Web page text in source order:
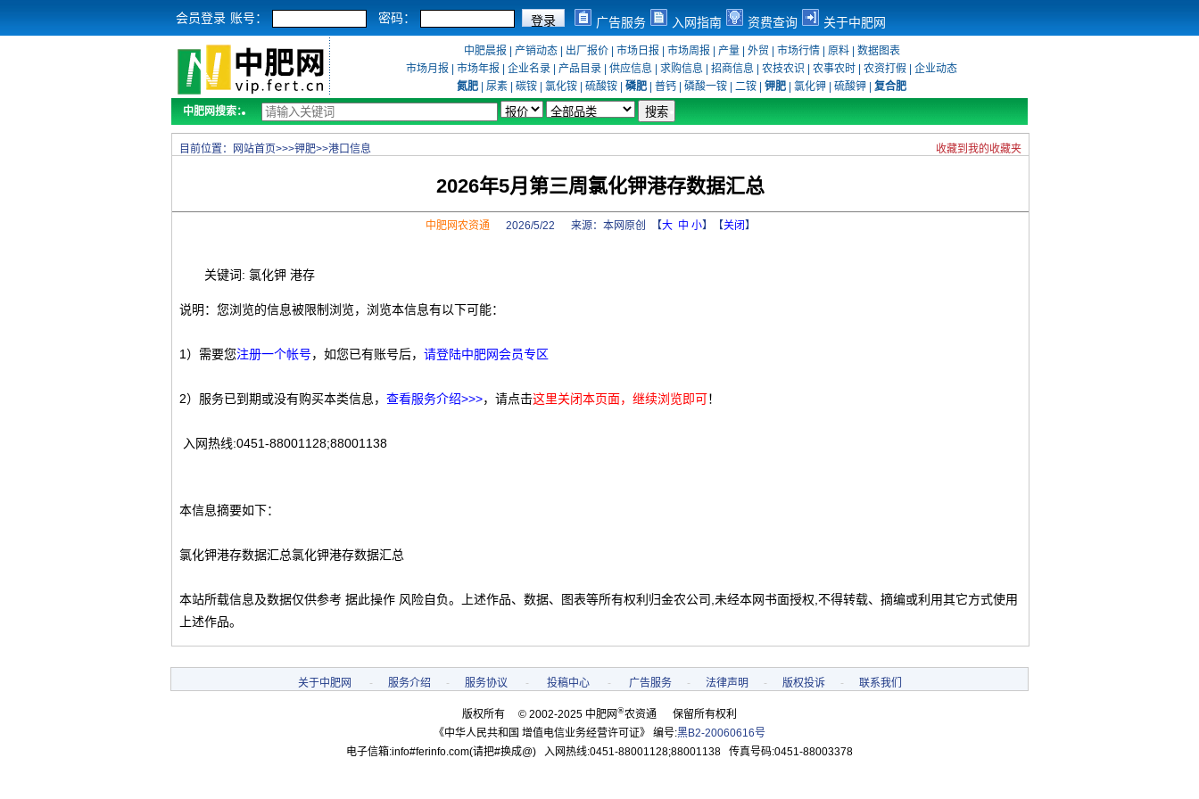
会员登录 账号： 密码： 广告服务 入网指南 资费查询 关于中肥网
中肥晨报 产销动态| 出厂报价| 市场日报 市场周报 产量| 外贸 市场行情| 原料| 数据图表
市场月报
市场年报 企业名录 产品目录 供应信息 求购信息 招商信息 农技农识 农事农时 农资打假
企业动态
氮肥
尿素 碳铵 氯化铵 硫酸铵 磷肥 普钙 磷酸一铵 二铵 钾肥 氯化钾 硫酸钾
复合肥
中肥网搜索：
目前位置： 网站首页>>>钾肥>>港口信息 收藏到我的收藏夹
2026年5月第三周氯化钾港存数据汇总
中肥网农资通 2026/5/22 来源： 本网原创 【大 中 小】【关闭】
关键词: 氯化钾 港存
说明：您浏览的信息被限制浏览，浏览本信息有以下可能：
1）需要您注册一个帐号，如您已有账号后， 请登陆中肥网会员专区
2）服务已到期或没有购买本类信息， 查看服务介绍>>>，请点击这里关闭本页面，继续浏览即可！
入网热线:0451-88001128;88001138
本信息摘要如下：
氯化钾港存数据汇总氯化钾港存数据汇总
本站所载信息及数据仅供参考 据此操作 风险自负。上述作品、数据、图表等所有权利归金农公司,未经本网书面授权,不得转载、摘编或利用其它方式使用
上述作品。
关于中肥网 - 服务介绍 - 服务协议 - 投稿中心 - 广告服务 - 法律声明 - 版权投诉 - 联系我们
版权所有 © 2002-2025 中肥网®农资通 保留所有权利
《中华人民共和国 增值电信业务经营许可证》 编号:黑B2-20060616号
电子信箱:info#ferinfo.com(请把#换成@) 入网热线:0451-88001128;88001138 传真号码:0451-88003378